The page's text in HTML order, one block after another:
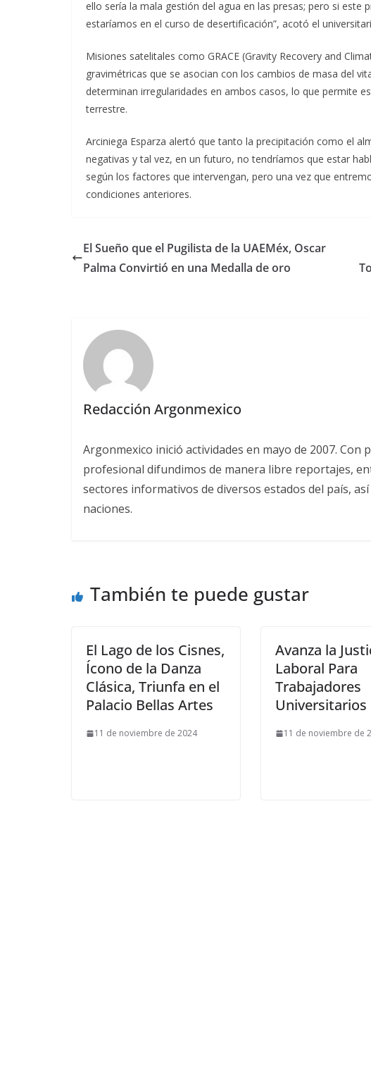
ello sería la mala gestión del agua en las presas; pero si este
estaríamos en el curso de desertificación”, acotó el
Misiones satelitales como GRACE (Gravity Recovery and
gravimétricas que se asocian con los cambios de masa del
determinan irregularidades en ambos casos, lo que permite
terrestre.
Arciniega Esparza alertó que tanto la precipitación como el
negativas y tal vez, en un futuro, no tendríamos que estar
según los factores que intervengan, pero una vez que
condiciones anteriores.
El Sueño que el Pugilista de la UAEMéx, Oscar
Palma Convirtió en una Medalla de oro
Redacción Argonmexico
Argonmexico inició actividades en mayo de 2007.
profesional difundimos de manera libre reportajes,
sectores informativos de diversos estados del país,
naciones.
También te puede gustar
El Lago de los Cisnes,
Ícono de la Danza
Clásica, Triunfa en el
Palacio Bellas Artes
11 de noviembre de 2024
Avanza la
Laboral Para
Trabajadores
Universitarios
11 de noviembre de